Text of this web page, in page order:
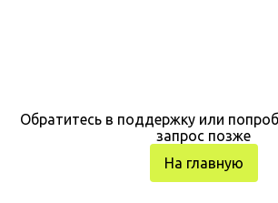
Обратитесь в поддержку или
запрос позже
На главную